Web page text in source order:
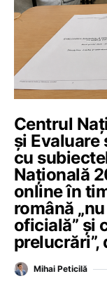
Centrul
și
cu
Națională
online în
română
oficială” și
Mihai Peticilă